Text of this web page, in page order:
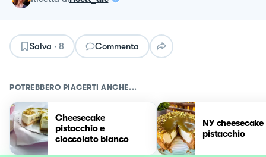
Salva · 8 Commenta
POTREBBERO PIACERTI ANCHE...
Cheesecake
pistacchio e
cioccolato bianco
NY
pistacchio